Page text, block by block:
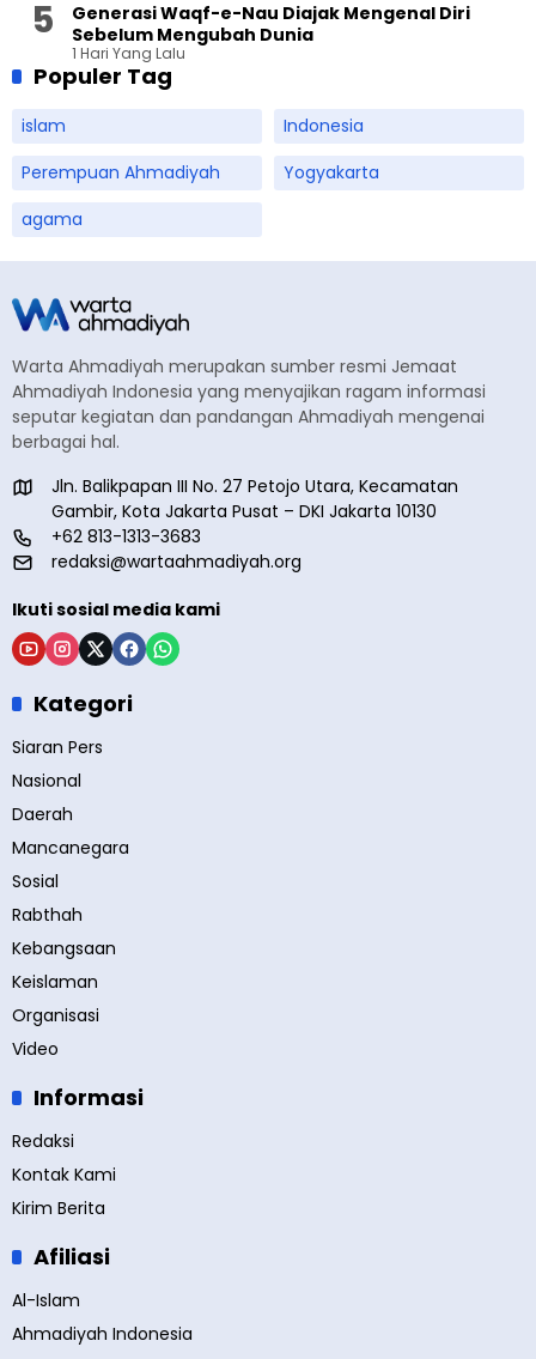
Generasi Waqf-e-Nau Diajak Mengenal Diri
Sebelum Mengubah Dunia
1 Hari Yang Lalu
Populer Tag
islam
Indonesia
Perempuan Ahmadiyah
Yogyakarta
agama
Warta Ahmadiyah merupakan sumber resmi Jemaat
Ahmadiyah Indonesia yang menyajikan ragam informasi
seputar kegiatan dan pandangan Ahmadiyah mengenai
berbagai hal.
Jln. Balikpapan III No. 27 Petojo Utara, Kecamatan
Gambir, Kota Jakarta Pusat – DKI Jakarta 10130
+62 813-1313-3683
redaksi@wartaahmadiyah.org
Ikuti sosial media kami
Kategori
Siaran Pers
Nasional
Daerah
Mancanegara
Sosial
Rabthah
Kebangsaan
Keislaman
Organisasi
Video
Informasi
Redaksi
Kontak Kami
Kirim Berita
Afiliasi
Al-Islam
Ahmadiyah Indonesia